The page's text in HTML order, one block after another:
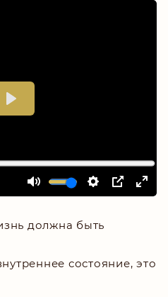
должна быть
состояние, это